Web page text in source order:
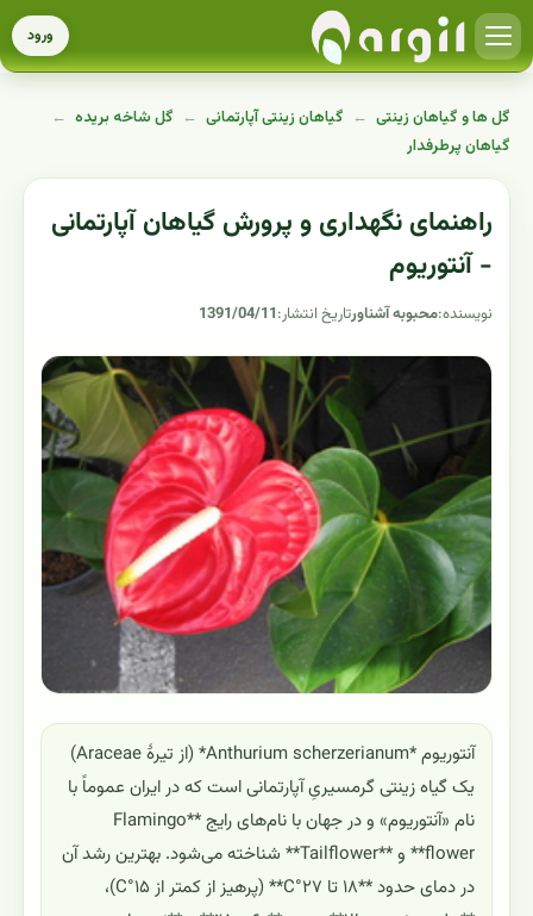
ورود
گل ها و گیاهان زینتی ← گیاهان زینتی آپارتمانی ← گل شاخه بریده ←
گیاهان پرطرفدار
راهنمای نگهداری و پرورش گیاهان آپارتمانی
- آنتوریوم
نویسنده:محبوبه آشناورتاریخ انتشار:1391/04/11
آنتوریوم *Anthurium scherzerianum* (از تیرهٔ Araceae)
یک گیاه زینتی گرمسیریِ آپارتمانی است که در ایران عموماً با
نام «آنتوریوم» و در جهان با نام‌های رایج **Flamingo
flower** و **Tailflower** شناخته می‌شود. بهترین رشد آن
در دمای حدود **۱۸ تا ۲۷°C** (پرهیز از کمتر از ۱۵°C)،